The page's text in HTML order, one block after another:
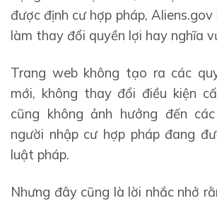
được định cư hợp pháp,
làm thay đổi quyền lợi hay nghĩa
Trang web không tạo ra các
mới, không thay đổi điều kiện
cũng không ảnh hưởng đến
người nhập cư hợp pháp đang
luật pháp.
Nhưng đây cũng là lời nhắc nhở